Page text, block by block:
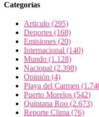
Categorías
Articulo (295)
Deportes (168)
Emisiones (20)
Internacional (140)
Mundo (1.128)
Nacional (2.398)
Opinión (4)
Playa del Carmen
Puerto Morelos (542)
Quintana Roo (2.673)
Reporte Clima (76)